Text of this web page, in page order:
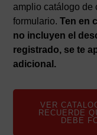
amplio catálogo de
formulario.Ten en
no incluyen el
registrado, se te
adicional.
VER
RECUERDE
DEBE